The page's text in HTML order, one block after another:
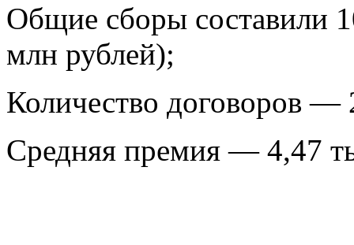
Общие сборы составили
млн рублей);
Количество договоров —
Средняя премия — 4,47